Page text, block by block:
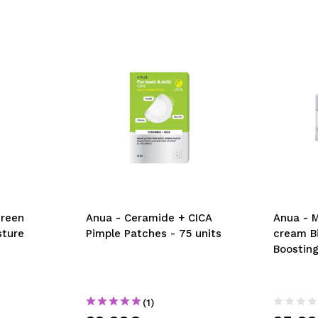
Anua - Ceramide + CICA
Pimple Patches - 75 units
(1)
Anua -
cream